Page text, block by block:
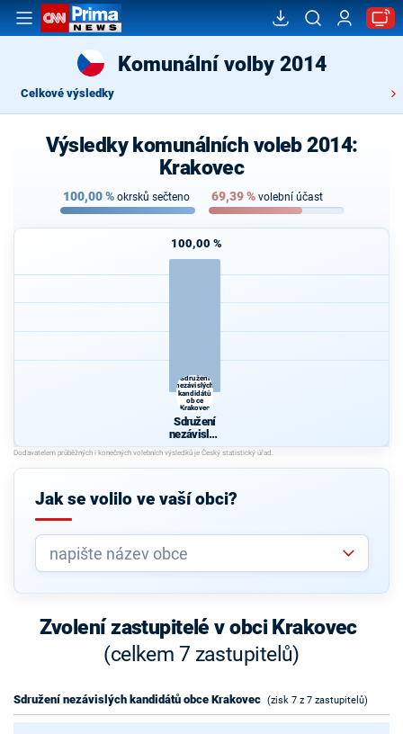
Komunální volby 2014
Celkové výsledky
Výsledky komunálních voleb 2014:
Krakovec
100,00% okrsků sečteno 69,39% volební účast
100,00 %
Sdružení
nezávislých
kandidátů
obce
Krakovec
Sdružení
nezávislýc
h
kandidátů
obce
Jak se volilo ve vaší obci?
Zvolení zastupitelé v obci Krakovec
(celkem 7 zastupitelů)
Sdružení nezávislých kandidátů obce Krakovec (zisk 7 z 7 zastupitelů)